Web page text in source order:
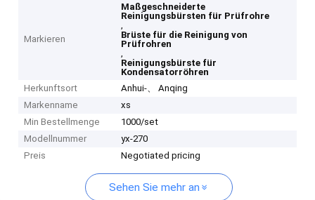
Markieren
Maßgeschneiderte
Reinigungsbürsten für Prüfrohre
,
Brüste für die Reinigung von
Prüfrohren
,
Reinigungsbürste für
Kondensatorröhren
Herkunftsort
Anhui-、 Anqing
Markenname
xs
Min Bestellmenge
1000/set
Modellnummer
yx-270
Preis
Negotiated pricing
Sehen Sie mehr an